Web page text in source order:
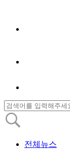
전체뉴스